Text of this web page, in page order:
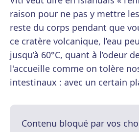
raison pour ne pas y mettre
reste du corps pendant que
ce cratère volcanique, l’eau
jusqu’à 60°C, quant à l’odeur
l'accueille comme on tolère
intestinaux : avec un certain
Contenu bloqué par vos